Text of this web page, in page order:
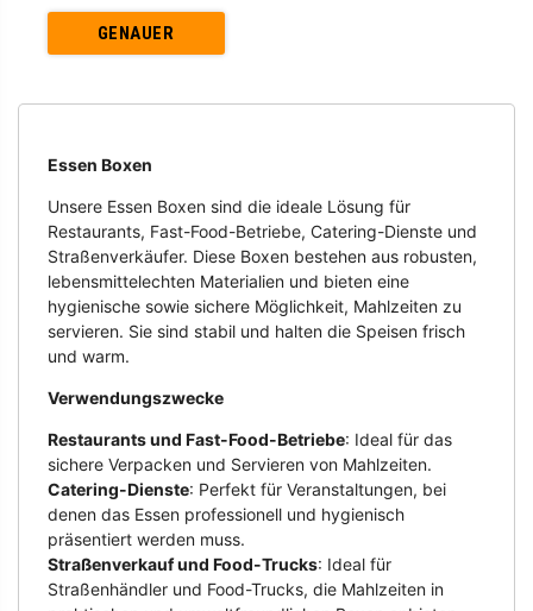
GENAUER
Essen Boxen
Unsere Essen Boxen sind die ideale Lösung für
Restaurants, Fast-Food-Betriebe, Catering-Dienste und
Straßenverkäufer. Diese Boxen bestehen aus robusten,
lebensmittelechten Materialien und bieten eine
hygienische sowie sichere Möglichkeit, Mahlzeiten zu
servieren. Sie sind stabil und halten die Speisen frisch
und warm.
Verwendungszwecke
Restaurants und Fast-Food-Betriebe: Ideal für das
sichere Verpacken und Servieren von Mahlzeiten.
Catering-Dienste: Perfekt für Veranstaltungen, bei
denen das Essen professionell und hygienisch
präsentiert werden muss.
Straßenverkauf und Food-Trucks: Ideal für
Straßenhändler und Food-Trucks, die Mahlzeiten in